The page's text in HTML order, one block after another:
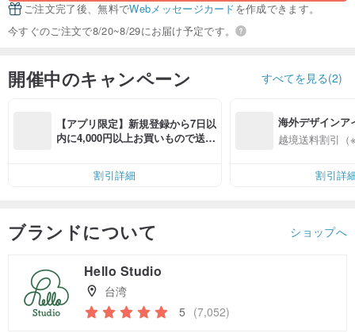
ご注文完了後、無料でWebメッセージカードを作成できます。
今すぐのご注文で8/20~8/29にお届け予定です。
開催中のキャンペーン すべてを見る(2)
【アプリ限定】新規登録から7日以
内に4,000円以上お買いもので送料
割引詳細
海外デザインア
入
越境送料割引（
割引詳
ブランドについて ショップへ
Hello Studio
台湾
5 (7,052)